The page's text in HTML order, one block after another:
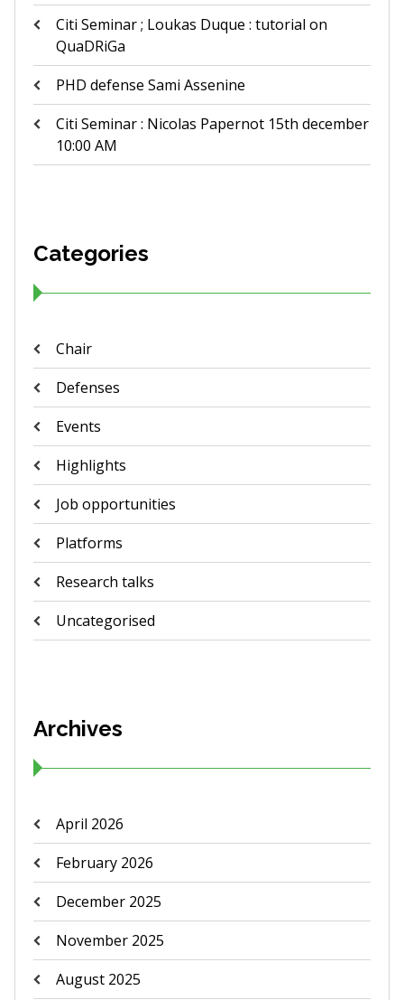
Citi Seminar ; Loukas Duque : tutorial on
QuaDRiGa
PHD defense Sami Assenine
Citi Seminar : Nicolas Papernot 15th december
10:00 AM
Categories
Chair
Defenses
Events
Highlights
Job opportunities
Platforms
Research talks
Uncategorised
Archives
April 2026
February 2026
December 2025
November 2025
August 2025